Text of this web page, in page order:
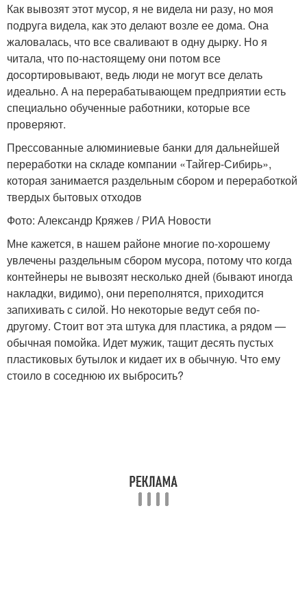
Как вывозят этот мусор, я не видела ни разу, но моя
подруга видела, как это делают возле ее дома. Она
жаловалась, что все сваливают в одну дырку. Но я
читала, что по-настоящему они потом все
досортировывают, ведь люди не могут все делать
идеально. А на перерабатывающем предприятии есть
специально обученные работники, которые все
проверяют.
Прессованные алюминиевые банки для дальнейшей
переработки на складе компании «Тайгер-Сибирь»,
которая занимается раздельным сбором и переработкой
твердых бытовых отходов
Фото: Александр Кряжев / РИА Новости
Мне кажется, в нашем районе многие по-хорошему
увлечены раздельным сбором мусора, потому что когда
контейнеры не вывозят несколько дней (бывают иногда
накладки, видимо), они переполнятся, приходится
запихивать с силой. Но некоторые ведут себя по-
другому. Стоит вот эта штука для пластика, а рядом —
обычная помойка. Идет мужик, тащит десять пустых
пластиковых бутылок и кидает их в обычную. Что ему
стоило в соседнюю их выбросить?